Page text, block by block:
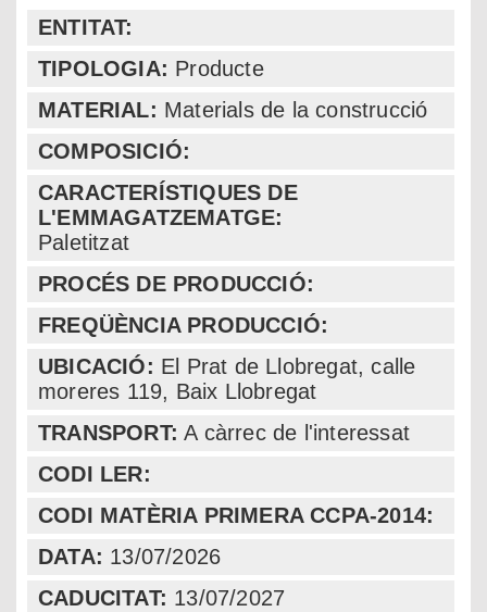
ENTITAT:
TIPOLOGIA: Producte
MATERIAL: Materials de la construcció
COMPOSICIÓ:
CARACTERÍSTIQUES DE
L'EMMAGATZEMATGE:
Paletitzat
PROCÉS DE PRODUCCIÓ:
FREQÜÈNCIA PRODUCCIÓ:
UBICACIÓ: El Prat de Llobregat, calle
moreres 119, Baix Llobregat
TRANSPORT: A càrrec de l'interessat
CODI LER:
CODI MATÈRIA PRIMERA CCPA-2014:
DATA: 13/07/2026
CADUCITAT: 13/07/2027